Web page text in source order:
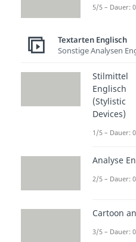
Daisy
Tom
5/5 – Dauer:
Textarten Englisch
Sonstige Analysen
Stilmittel
Englisch
(Stylistic
Devices)
1/5 – Dauer:
Analyse
2/5 – Dauer:
Cartoon
3/5 – Dauer: